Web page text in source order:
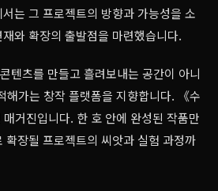
는 그 프로젝트의 방향과 가능성을 소
와 확장의 출발점을 마련했습니다.
텐츠를 만들고 흘려보내는 공간이 아니
해가는 창작 플랫폼을 지향합니다. 《수
거진입니다. 한 호 안에 완성된 작품만
확장될 프로젝트의 씨앗과 실험 과정까